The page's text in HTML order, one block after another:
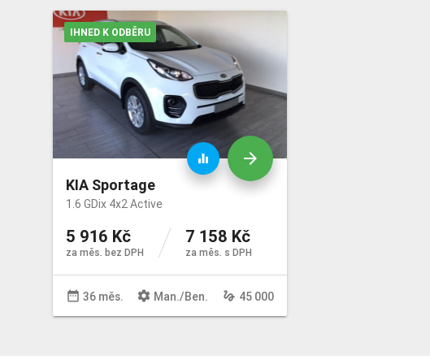
KIA Sportage
1.6 GDix 4x2 Active
5 916 Kč
za měs. bez DPH
7 158 Kč
za měs. s DPH
date_range 36 měs. settings Man./Ben. gesture 45 000
arrow_forward
equalizer
IHNED K ODBĚRU